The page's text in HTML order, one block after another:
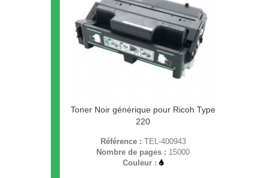
Toner Noir générique pour Ricoh Type
220
Référence : TEL-400943
Nombre de pages : 15000
Couleur :